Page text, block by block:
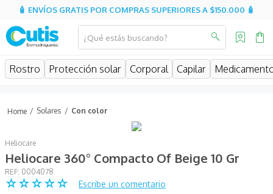
🧴 ENVÍOS GRATIS POR COMPRAS SUPERIORES A $150.000 🧴
¿Qué estás buscando?
Rostro Protección solar Corporal Capilar
Solares Con color
Heliocare
Heliocare 360° Compacto Of Beige 10 Gr
: 0004078
☆☆☆☆☆
Escribe un comentario
MÁS BUSCADOS